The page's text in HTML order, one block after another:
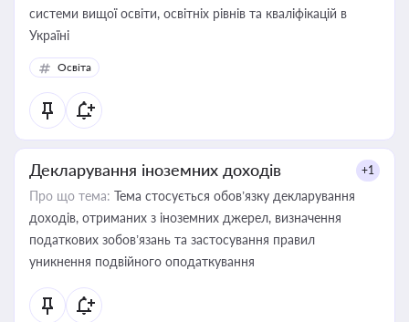
системи вищої освіти, освітніх рівнів та кваліфікацій в
Україні
Освіта
Декларування іноземних доходів +1
Про що тема: Тема стосується обов’язку декларування
доходів, отриманих з іноземних джерел, визначення
податкових зобов’язань та застосування правил
уникнення подвійного оподаткування